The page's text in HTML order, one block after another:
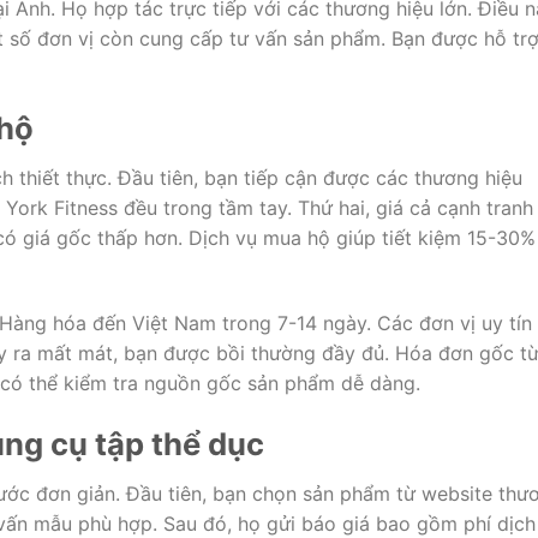
Anh. Họ hợp tác trực tiếp với các thương hiệu lớn. Điều
số đơn vị còn cung cấp tư vấn sản phẩm. Bạn được hỗ
thiết thực. Đầu tiên, bạn tiếp cận được các thương hiệu
Fitness đều trong tầm tay. Thứ hai, giá cả cạnh tranh
giá gốc thấp hơn. Dịch vụ mua hộ giúp tiết kiệm 15-30%
hóa đến Việt Nam trong 7-14 ngày. Các đơn vị uy tín
ra mất mát, bạn được bồi thường đầy đủ. Hóa đơn gốc từ
thể kiểm tra nguồn gốc sản phẩm dễ dàng.
cụ tập thể dục
đơn giản. Đầu tiên, bạn chọn sản phẩm từ website
mẫu phù hợp. Sau đó, họ gửi báo giá bao gồm phí dịch